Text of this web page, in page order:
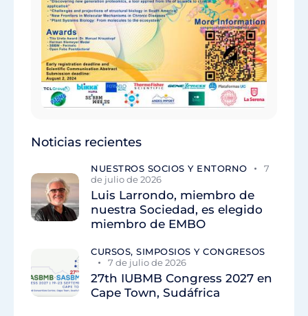
Noticias recientes
NUESTROS SOCIOS Y ENTORNO
7
de julio de 2026
Luis Larrondo, miembro de
nuestra Sociedad, es elegido
miembro de EMBO
CURSOS, SIMPOSIOS Y CONGRESOS
7 de julio de 2026
27th IUBMB Congress 2027 en
Cape Town, Sudáfrica